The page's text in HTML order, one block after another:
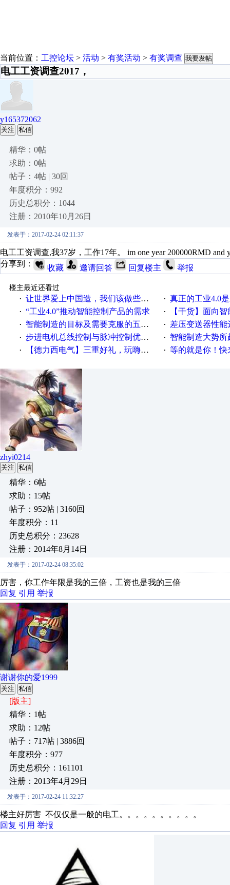
当前位置： 工控论坛 > 活动 > 有奖活动 > 有奖调查 我要发帖
电工工资调查2017，
y165372062
关注 私信
精华：0帖
求助：0帖
帖子：4帖 | 30回
年度积分：992
历史总积分：1044
注册：2010年10月26日
发表于：2017-02-24 02:11:37
电工工资调查,我37岁，工作17年。 im one year 200000RMD and
分享到：
收藏 邀请回答 回复楼主 举报
楼主最近还看过
· 让世界爱上中国造，我们该做些什么 · 真正的工业4.0
· “工业4.0”推动智能控制产品的需求 · 【干货】面向
· 智能制造的目标及需要克服的五个障碍 · 差压变送器性能达
· 步进电机总线控制与脉冲控制优缺点 · 智能制造大势所趋
· 【德力西电气】三重好礼，玩嗨夏日！ · 等的就是你！快来
zhyi0214
关注 私信
精华：6帖
求助：15帖
帖子：952帖 | 3160回
年度积分：11
历史总积分：23628
注册：2014年8月14日
发表于：2017-02-24 08:35:02
厉害，你工作年限是我的三倍，工资也是我的三倍
回复 引用 举报
谢谢你的爱1999
关注 私信
[版主]
精华：1帖
求助：12帖
帖子：717帖 | 3886回
年度积分：977
历史总积分：161101
注册：2013年4月29日
发表于：2017-02-24 11:32:27
楼主好厉害 不仅仅是一般的电工。。。。。。。。。。
回复 引用 举报